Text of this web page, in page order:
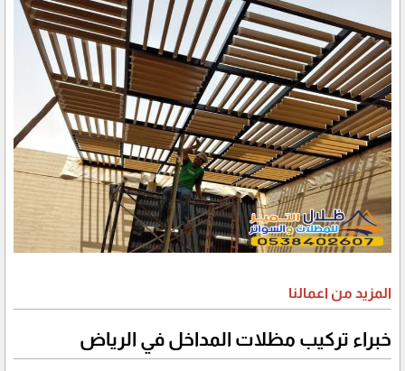
المزيد من اعمالنا
خبراء تركيب مظلات المداخل في الرياض